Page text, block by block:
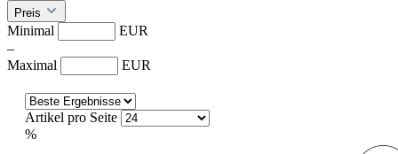
Preis
Minimal
EUR
–
Maximal
EUR
Artikel pro Seite
%